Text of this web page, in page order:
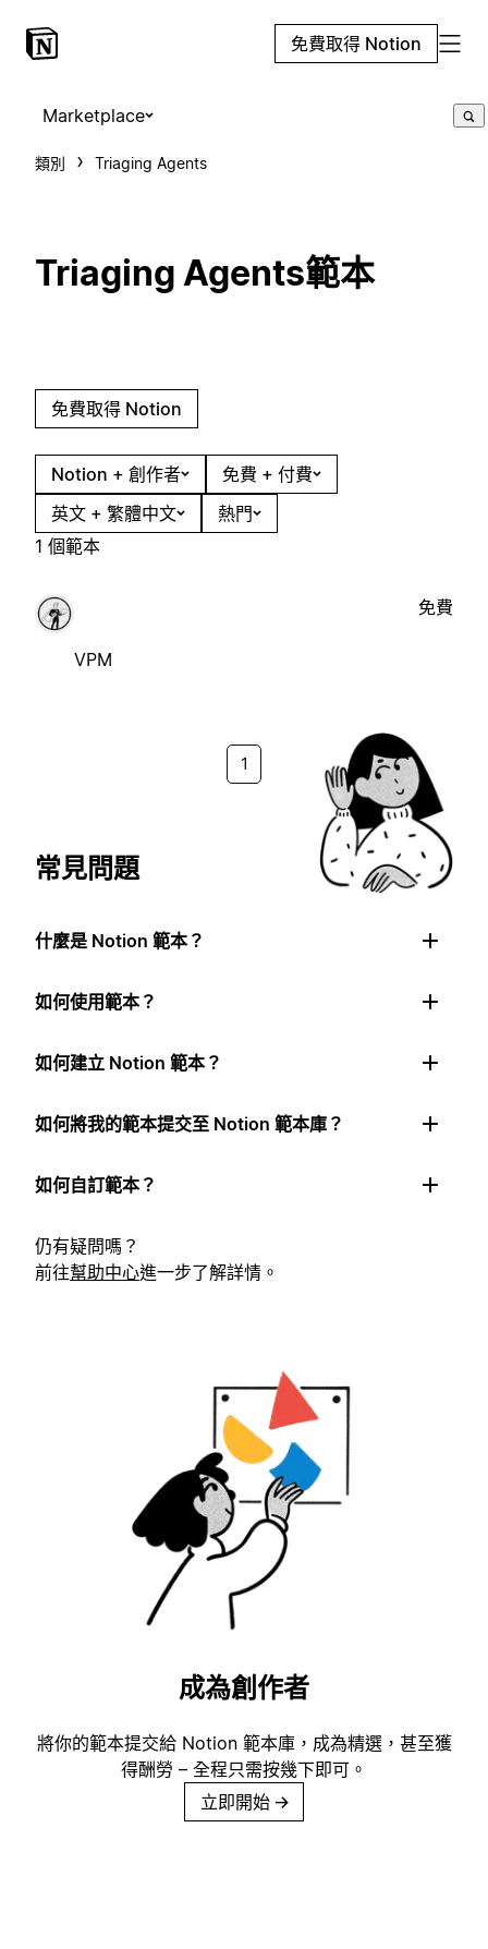
免費取得 Notion
Marketplace
類別 Triaging Agents
Triaging Agents範本
免費取得 Notion
Notion + 創作者
免費 + 付費
英文 + 繁體中文
熱門
1 個範本
VPM
免費
1
常見問題
什麼是 Notion 範本？
如何使用範本？
如何建立 Notion 範本？
如何將我的範本提交至 Notion 範本庫？
如何自訂範本？
仍有疑問嗎？
前往幫助中心進一步了解詳情。
成為創作者
將你的範本提交給 Notion 範本庫，成為精選，甚至獲
得酬勞 – 全程只需按幾下即可。
立即開始 →